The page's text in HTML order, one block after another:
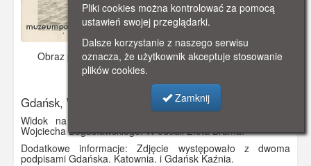
Obraz pochodzi zok. 1960 r.Dodano: 2021-11-08 12:15
Wyświetlono: 3287
Gdańsk, Wieża Więzienna, Katownia
Widok na Katownię i Wieżę Więzienną od wlotu ulicy
Wojciecha Bogusławskiego. W oddali Złota Brama.
Dodatkowe informacje: Zdjęcie występowało z dwoma
podpisami Gdańska. Katownia. i Gdańsk Kaźnia.
Pliki cookies można kontrolować za pomocą
ustawień swojej przeglądarki.
Dalsze korzystanie z naszego serwisu
oznacza, że użytkownik akceptuje stosowanie
plików cookies.
Zamknij